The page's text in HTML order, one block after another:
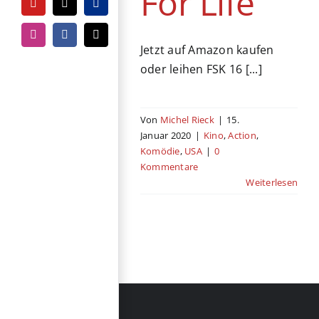
YouTubeTiktokPayPal
InstagramFacebook
E-
Mail
Jetzt auf Amazon kaufen
oder leihen FSK 16 [...]
Von Michel Rieck | 15.
Januar 2020 | Kino,Action,
Komödie, USA | 0
Kommentare
Weiterlesen